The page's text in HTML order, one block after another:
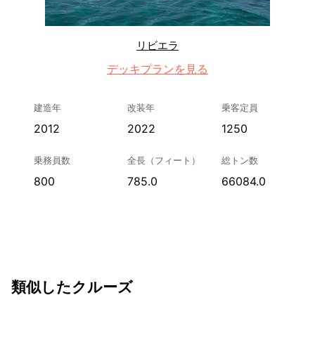
リビエラ
デッキプランを見る
建造年
2012
改装年
2022
乗客定員
1250
乗務員数
800
全長（フィート）
785.0
総トン数
66084.0
類似したクルーズ